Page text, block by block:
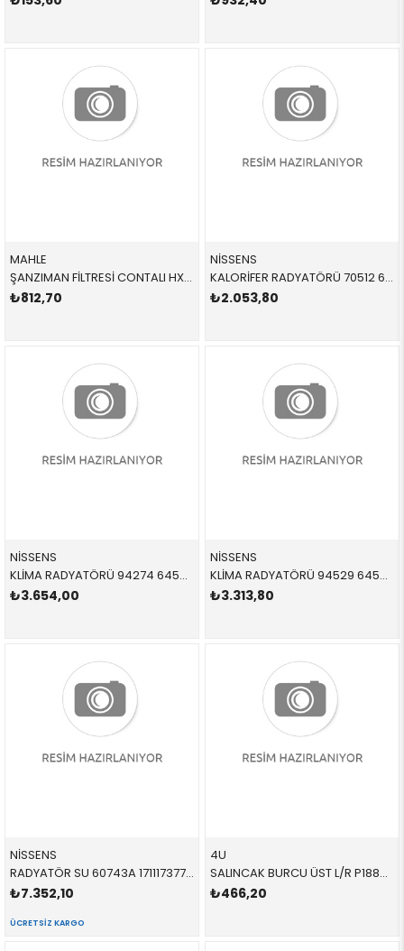
MAHLE
ŞANZIMAN FİLTRESİ CONTALI HX163KIT 24341422513 24341422513 E34,E36 M50 1991-1997
₺812,70
NİSSENS
KALORİFER RADYATÖRÜ 70512 64111393212 64111393212 E36,E39 1.6,1.8,2.0,2.3,M3 AC Lİ 1992-1998
₺2.053,80
NİSSENS
KLİMA RADYATÖRÜ 94274 64538391647 64538391647 E39 2.0,3.0,4.0 1996-1998
₺3.654,00
NİSSENS
KLİMA RADYATÖRÜ 94529 64538378438 64538378438 E39,E52 2.0,3.0,4.0 1998-2003
₺3.313,80
NİSSENS
RADYATÖR SU 60743A 17111737760 17111737760 E34 1.8İ,2.0İ,2.5İ DÜZ-AC Lİ 1989-1996
₺7.352,10
ÜCRETSIZ KARGO
4U
SALINCAK BURCU ÜST L/R P18833 31121136605 31121136605 E34 M20,M50 SAĞ-SOL
₺466,20